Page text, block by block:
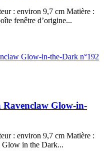
: environ 9,7 cm Matière :
fenêtre d’origine...
Glow-in-
: environ 9,7 cm Matière :
Glow in the Dark...